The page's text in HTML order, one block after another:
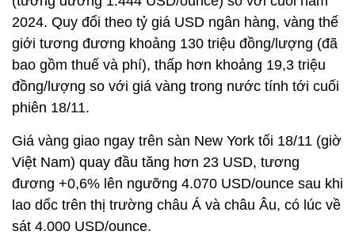
2024. Quy đổi theo tỷ giá USD ngân hàng, vàng thế
giới tương đương khoảng 130 triệu đồng/lượng (đã
bao gồm thuế và phí), thấp hơn khoảng 19,3 triệu
đồng/lượng so với giá vàng trong nước tính tới cuối
phiên 18/11.
Giá vàng giao ngay trên sàn New York tối 18/11 (giờ
Việt Nam) quay đầu tăng hơn 23 USD, tương
đương +0,6% lên ngưỡng 4.070 USD/ounce sau khi
lao dốc trên thị trường châu Á và châu Âu, có lúc về
sát 4.000 USD/ounce.